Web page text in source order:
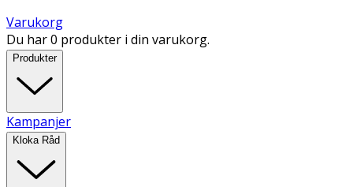
Varukorg
Du har 0 produkter i din varukorg.
Produkter
Kampanjer
Kloka Råd